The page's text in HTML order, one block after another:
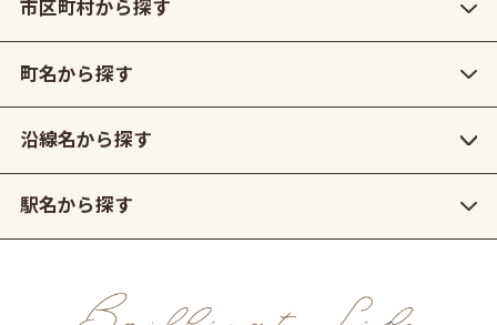
市区町村から探す
町名から探す
沿線名から探す
駅名から探す